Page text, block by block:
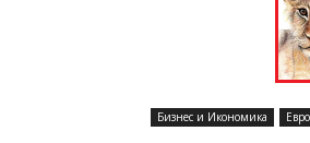
Бизнес и Икономика